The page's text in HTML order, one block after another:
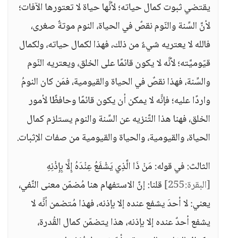
يقتضي ثبوت كمال حياته؛ لأنَّها حياة لا تعتورها الآفات؛
لأنَّ السِّنة والنّوم نقصٌ في الحياة، النوم موتةٌ صغرى،
فالله لا يعتريه شيءٌ من ذلك، فهذا لكمال حياته، ولكمال
قيّوميَّته؛ لأنَّه لا يكون قائمًا على الخلق، ويعتريه النّوم
والسِّنة، فهذا نقصٌ في الحياة والقيومية، فمَن كان النومُ
واردًا عليه؛ فإنَّه لا يمكن أن يكون قائمًا وحافظًا لأمور
الخلق، فهنا هذا التَّنزيه عن السِّنة والنوم يستلزم كمال
الحياة، والقيومية، والحياة والقيومية من صفات الإثبات.
الثالث: في قوله: مَنْ ذَا الَّذِي يَشْفَعُ عِنْدَهُ إِلَّا بِإِذْنِهِ
[البقرة:255]
قلنا: إنَّ الاستفهام هنا مُضمّن معنى النَّفي،
يعني: لا أحدَ يشفع عنده إلا بإذنه، فهذا مُتضمن أنَّه لا
يشفع أحدٌ عنده إلا بإذنه، هذا يتضمّن كمال القُدرة،